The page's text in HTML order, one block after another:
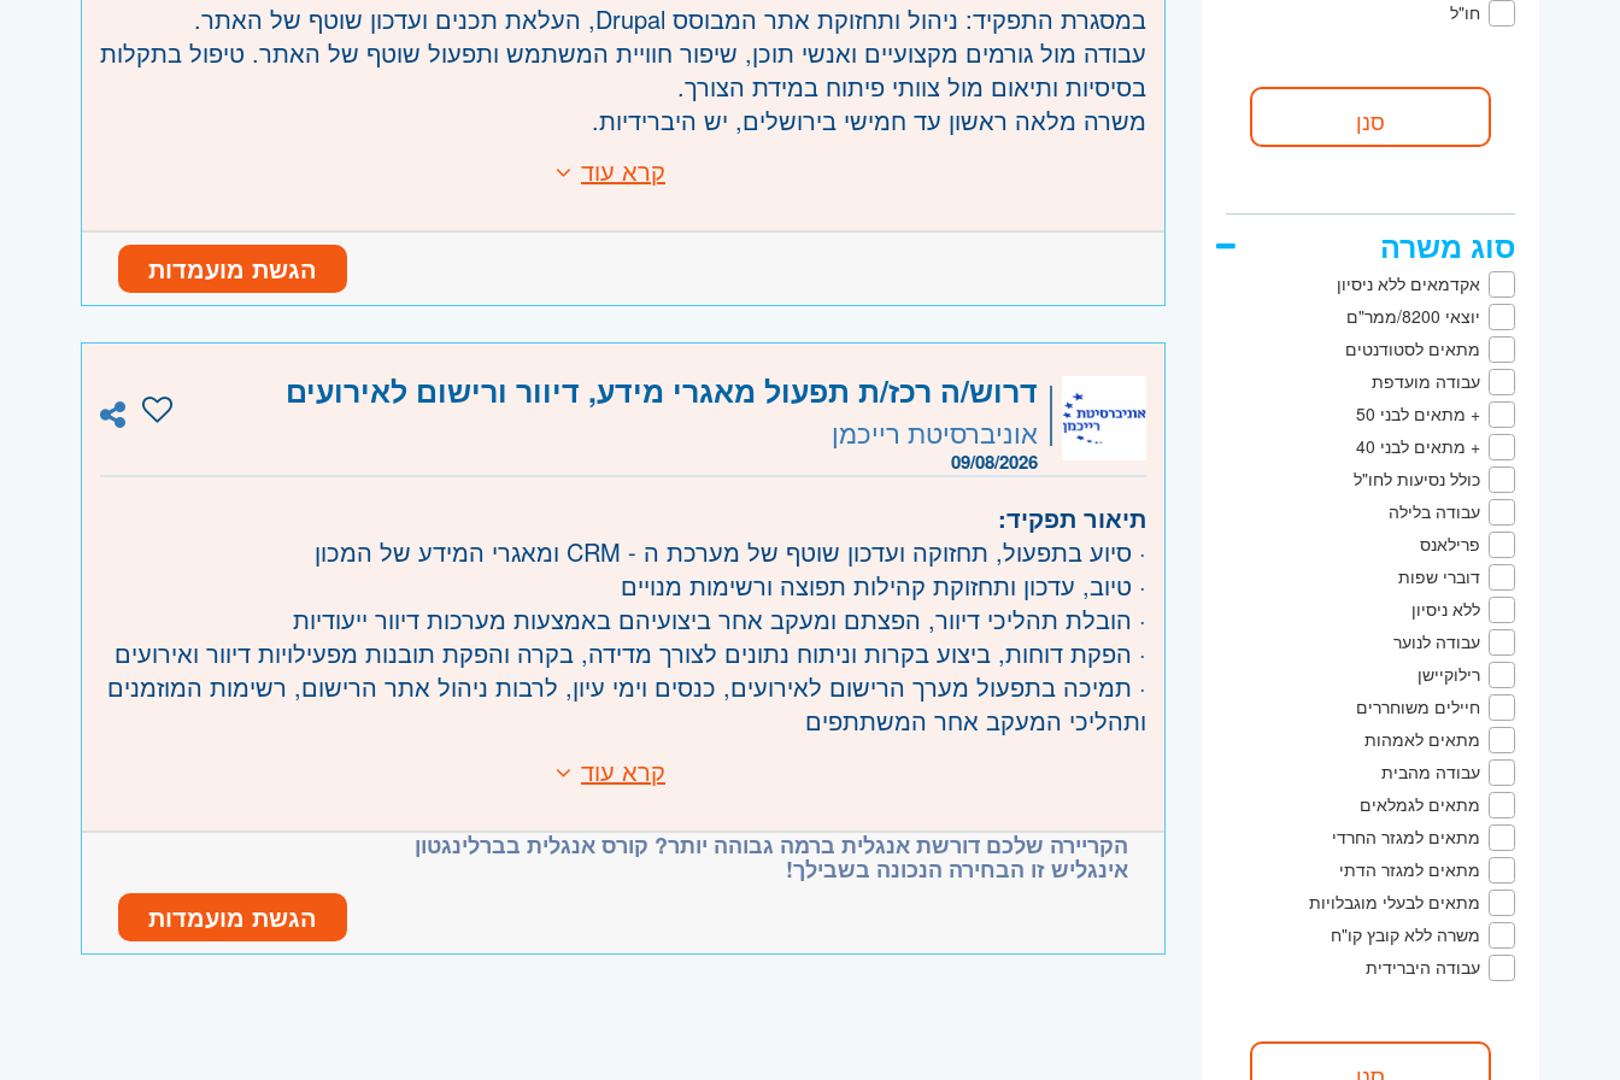
חו"ל
סוג משרה
אקדמאים ללא ניסיון
יוצאי 8200/ממר"ם
מתאים לסטודנטים
עבודה מועדפת
+ מתאים לבני 50
+ מתאים לבני 40
כולל נסיעות לחו"ל
עבודה בלילה
פרילאנס
דוברי שפות
ללא ניסיון
עבודה לנוער
רילוקיישן
חיילים משוחררים
מתאים לאמהות
עבודה מהבית
מתאים לגמלאים
מתאים למגזר החרדי
מתאים למגזר הדתי
מתאים לבעלי מוגבלויות
משרה ללא קובץ קו"ח
עבודה היברידית
במסגרת התפקיד: ניהול ותחזוקת אתר המבוסס Drupal, העלאת תכנים ועדכון שוטף של האתר.
עבודה מול גורמים מקצועיים ואנשי תוכן, שיפור חוויית המשתמש ותפעול שוטף של האתר. טיפול בתקלות
בסיסיות ותיאום מול צוותי פיתוח במידת הצורך.
משרה מלאה ראשון עד חמישי בירושלים, יש היברידיות.
- 3 ניסיון בניהול אתרי אינטרנט ותוכן דיגיטלי
- היכרות עם אתרי ממשל או המגזר הציבורי
- תואר ראשון או קורסים רלוונטים בתחום
היקף משרה: משרה מלאה
קוד משרה:533453
ירושלים- ירושלים, יהודה ושומרון, בית שמש
השפלה- רמלה לוד
קרא עוד
הגשת מועמדות
דרוש/ה רכז/ת תפעול מאגרי מידע, דיוור ורישום לאירועים
אוניברסיטת רייכמן
09/08/2026
תיאור תפקיד:
· סיוע בתפעול, תחזוקה ועדכון שוטף של מערכת ה - CRM ומאגרי המידע של המכון
· טיוב, עדכון ותחזוקת קהילות תפוצה ורשימות מנויים
· הובלת תהליכי דיוור, הפצתם ומעקב אחר ביצועיהם באמצעות מערכות דיוור ייעודיות
· הפקת דוחות, ביצוע בקרות וניתוח נתונים לצורך מדידה, בקרה והפקת תובנות מפעילויות דיוור ואירועים
· תמיכה בתפעול מערך הרישום לאירועים, כנסים וימי עיון, לרבות ניהול אתר הרישום, רשימות המוזמנים
ותהליכי המעקב אחר המשתתפים
· עבודה שוטפת מול ממשקים פנים-ארגוניים וספקים חיצוניים, תוך מתן מענה מקצועי וליווי תהליכים
· משרה מלאה בקמפוס אוניברסיטת רייכמן בהרצליה, עם תחילת עבודה מיידית
· אוריינטציה טכנולוגית ויכולת למידה מהירה של מערכות ממוחשבות
· יסודיות, דיוק ותשומת לב לפרטים
קרא עוד
הקריירה שלכם דורשת אנגלית ברמה גבוהה יותר? קורס אנגלית בברלינגטון
אינגליש זו הבחירה הנכונה בשבילך!
הגשת מועמדות